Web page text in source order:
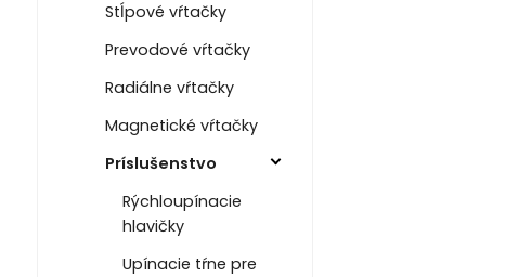
Stĺpové vŕtačky
Prevodové vŕtačky
Radiálne vŕtačky
Magnetické vŕtačky
Príslušenstvo
Rýchloupínacie
hlavičky
Upínacie tŕne pre